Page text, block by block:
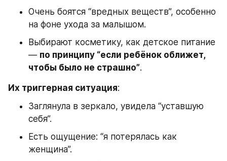
Очень боятся “вредных веществ”, особенно
на фоне ухода за малышом.
Выбирают косметику, как детское питание
— по принципу “если ребёнок оближет,
чтобы было не страшно”.
Их триггерная ситуация:
Заглянула в зеркало, увидела “уставшую
себя”.
Есть ощущение: “я потерялась как
женщина”.